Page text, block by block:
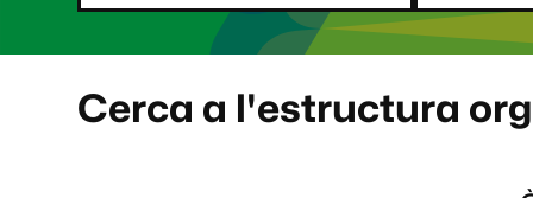
o
t
Cerca a l'estructura